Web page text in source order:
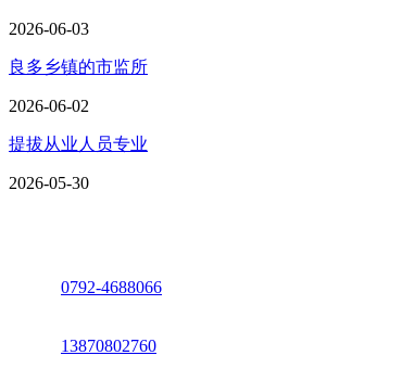
2026-06-03
良多乡镇的市监所
2026-06-02
提拔从业人员专业
2026-05-30
0792-4688066
13870802760